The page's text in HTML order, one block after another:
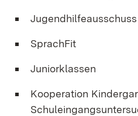
SprachFit
Juniorklassen
Kooperation